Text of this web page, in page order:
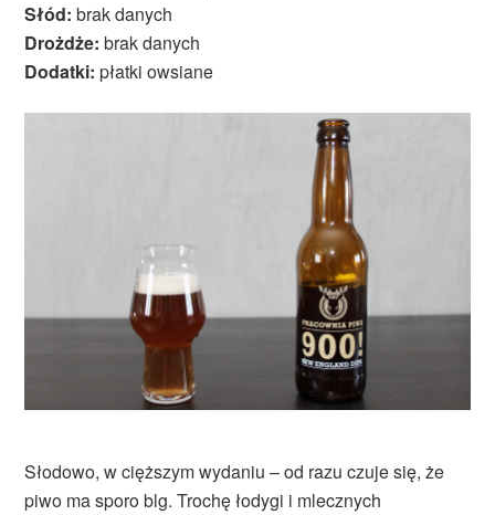
Słód: brak danych
Drożdże: brak danych
Dodatki: płatki owsiane
Słodowo, w cięższym wydaniu – od razu czuje się, że
piwo ma sporo blg. Trochę łodygi i mlecznych